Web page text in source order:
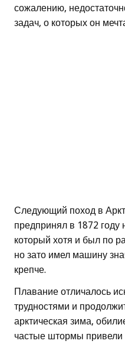
сожалению,
задач, о которых он
Следующий поход в
предпринял в 1872 году
который хотя и был по
но зато имел машину
крепче.
Плавание отличалось
трудностями и
арктическая зима,
частые штормы привели